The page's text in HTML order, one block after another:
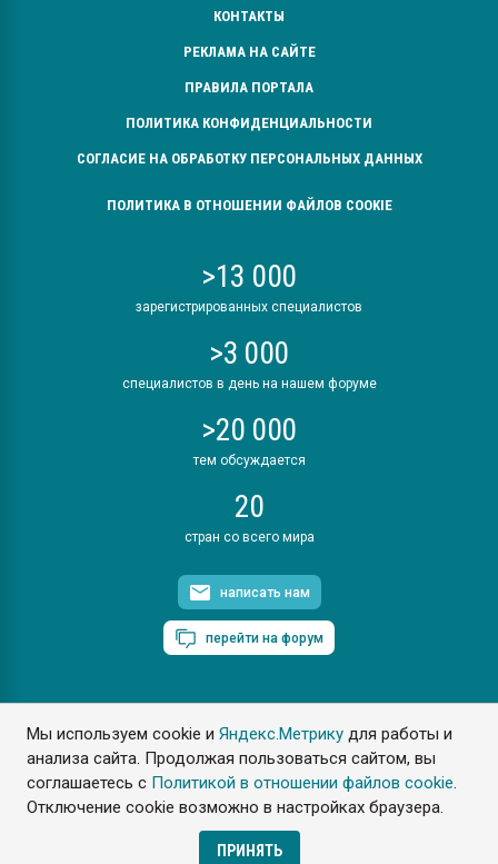
Мы используем cookie иЯндекс.Метрику для работы и
анализа сайта. Продолжая пользоваться сайтом, вы
соглашаетесь с Политикой в отношении файлов cookie.
Отключение cookie возможно в настройках браузера.
ПРИНЯТЬ
КОНТАКТЫ
РЕКЛАМА НА САЙТЕ
ПРАВИЛА ПОРТАЛА
ПОЛИТИКА КОНФИДЕНЦИАЛЬНОСТИ
СОГЛАСИЕ НА ОБРАБОТКУ ПЕРСОНАЛЬНЫХ ДАННЫХ
ПОЛИТИКА В ОТНОШЕНИИ ФАЙЛОВ COOKIE
>13 000
зарегистрированных специалистов
>3 000
специалистов в день на нашем форуме
>20 000
тем обсуждается
20
стран со всего мира
написать нам
перейти на форум
ПластЭксперт © 2006. Все права защищены
Разрешается копирование материалов сайта с обязательной
ссылкой на www.e-plastic.ru
Разработка сайта